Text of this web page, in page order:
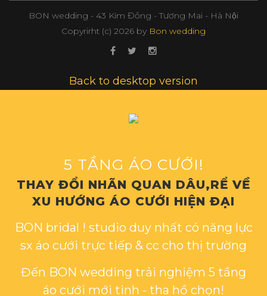
BON wedding - 43 Kim Đồng - Tương Mai - Hà Nội
Copyrirht (с) 2026 by Bon wedding
Back to desktop version
5 TẦNG ÁO CƯỚI!
THAY ĐỔI NHÃN QUAN DÂU,RỂ VỀ
XU HƯỚNG ÁO CƯỚI HIỆN ĐẠI
BON bridal ! studio duy nhất có năng lực
sx áo cưới trực tiếp & cc cho thị trường
Đến BON wedding trải nghiệm 5 tầng
áo cưới mới tinh - tha hồ chọn!